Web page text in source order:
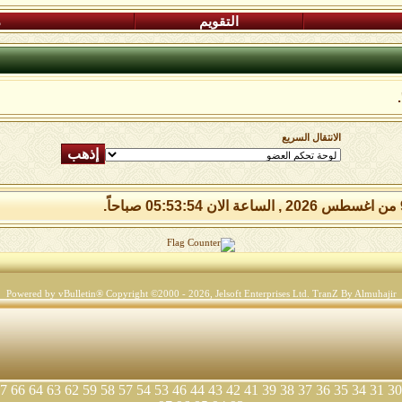
التقويم
الانتقال السريع
Powered by vBulletin® Copyright ©2000 - 2026, Jelsoft Enterprises Ltd. TranZ By Almuhajir
30
31
34
35
36
37
38
39
41
42
43
44
46
53
54
57
58
59
62
63
64
66